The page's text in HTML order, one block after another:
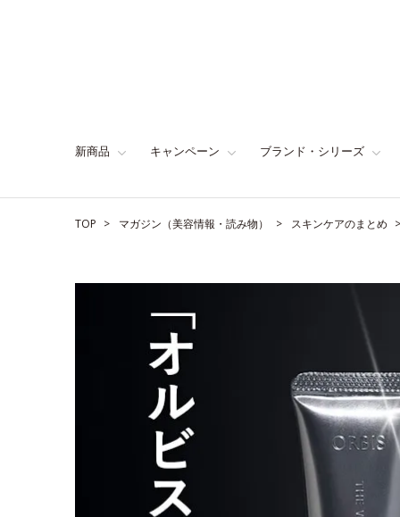
新商品 キャンペーン ブランド・シリーズ
TOP マガジン（美容情報・読み物） スキンケアのまとめ